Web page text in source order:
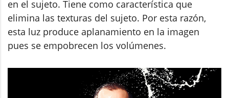
en el sujeto. Tiene como característica que
elimina las texturas del sujeto. Por esta razón,
esta luz produce aplanamiento en la imagen
pues se empobrecen los volúmenes.